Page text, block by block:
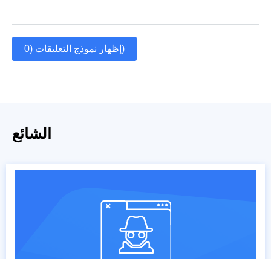
إظهار نموذج التعليقات (0)
الشائع